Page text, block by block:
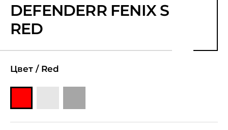
DEFENDERR FENIX S
RED
Цвет / Red